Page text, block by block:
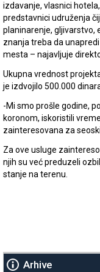
izdavanje, vlasnici
predstavnici udruženja
planinarenje, gljivarstvo,
znanja treba da
mesta – najavljuje
Ukupna vrednost
je izdvojilo 500.000
-Mi smo prošle godine,
koronom, iskoristili
zainteresovana za
Za ove usluge
njih su već preduzeli
stanje na terenu.
Arhive